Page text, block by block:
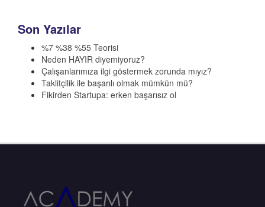
Son Yazılar
%7 %38 %55 Teorisi
Neden HAYIR diyemiyoruz?
Çalışanlarımıza ilgi göstermek zorunda mıyız?
Taklitçilik ile başarılı olmak mümkün mü?
Fikirden Startupa: erken başarısız ol